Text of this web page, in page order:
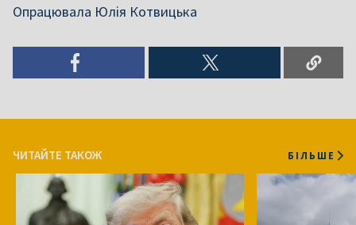
Опрацювала Юлія Котвицька
ЧИТАЙТЕ ТАКОЖ БІЛЬШЕ